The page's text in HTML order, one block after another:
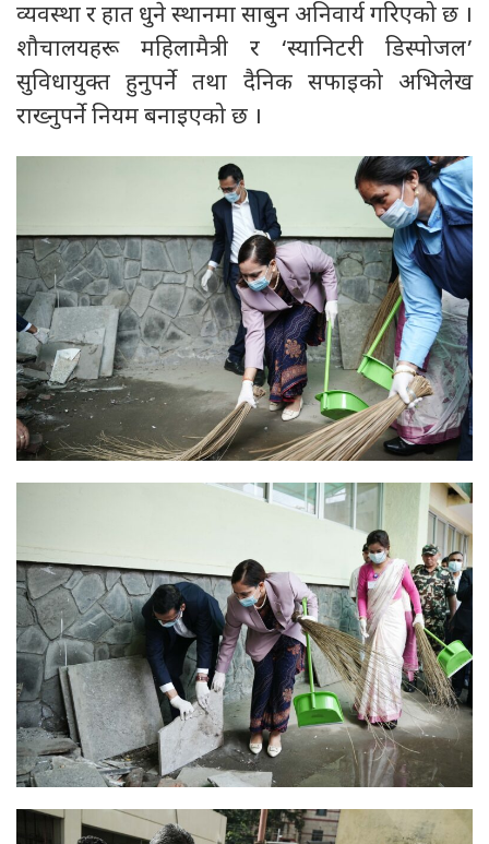
व्यवस्था र हात धुने स्थानमा साबुन अनिवार्य गरिएको छ ।
शौचालयहरू महिलामैत्री र ‘स्यानिटरी डिस्पोजल’
सुविधायुक्त हुनुपर्ने तथा दैनिक सफाइको अभिलेख
राख्नुपर्ने नियम बनाइएको छ ।